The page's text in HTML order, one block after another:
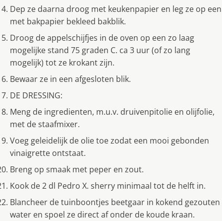
Dep ze daarna droog met keukenpapier en leg ze op een
met bakpapier bekleed bakblik.
Droog de appelschijfjes in de oven op een zo laag
mogelijke stand 75 graden C. ca 3 uur (of zo lang
mogelijk) tot ze krokant zijn.
Bewaar ze in een afgesloten blik.
DE DRESSING:
Meng de ingredienten, m.u.v. druivenpitolie en olijfolie,
met de staafmixer.
Voeg geleidelijk de olie toe zodat een mooi gebonden
vinaigrette ontstaat.
Breng op smaak met peper en zout.
Kook de 2 dl Pedro X. sherry minimaal tot de helft in.
Blancheer de tuinboontjes beetgaar in kokend gezouten
water en spoel ze direct af onder de koude kraan.